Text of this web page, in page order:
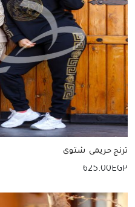
ترنج حريمى شتوى
625.00EGP